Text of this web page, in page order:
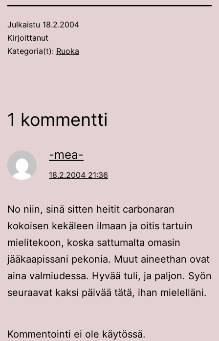
Julkaistu 18.2.2004
Kirjoittanut
Kategoria(t): Ruoka
1 kommentti
-mea-
18.2.2004 21:36
No niin, sinä sitten heitit carbonaran
kokoisen kekäleen ilmaan ja oitis tartuin
mielitekoon, koska sattumalta omasin
jääkaapissani pekonia. Muut aineethan ovat
aina valmiudessa. Hyvää tuli, ja paljon. Syön
seuraavat kaksi päivää tätä, ihan mielelläni.
Kommentointi ei ole käytössä.